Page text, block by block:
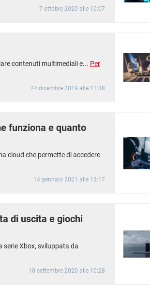
7 ottobre 2020 alle 10:07
contenuti multimediali e... Per
24 dicembre 2019 alle 11:38
funziona e quanto
cloud che permette di accedere
14 gennaio 2021 alle 13:17
di uscita e giochi
serie Xbox, sviluppata da
10 settembre 2020 alle 10:28